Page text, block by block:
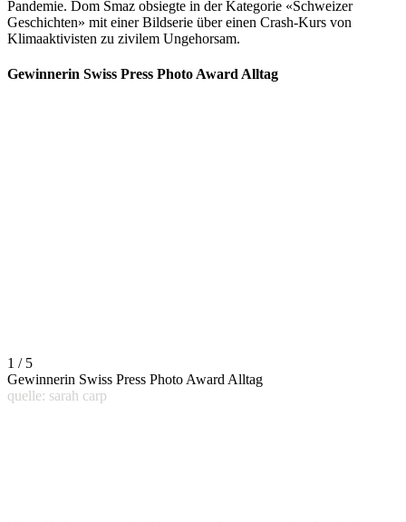
Pandemie. Dom Smaz obsiegte in der Kategorie «Schweizer
Geschichten» mit einer Bildserie über einen Crash-Kurs von
Klimaaktivisten zu zivilem Ungehorsam.
Gewinnerin Swiss Press Photo Award Alltag
1 / 5
Gewinnerin Swiss Press Photo Award Alltag
quelle: sarah carp